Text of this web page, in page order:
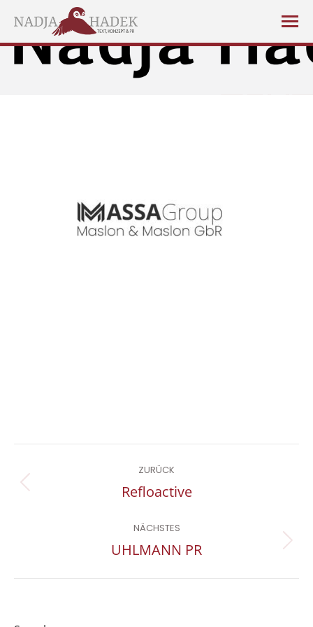
navigation
ZURÜCK
Previous
Refloactive
NÄCHSTES
Next
UHLMANN PR